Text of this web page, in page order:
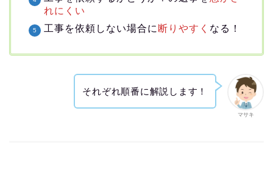
れにくい
工事を依頼しない場合に 断りやすく なる！
マサキ
それぞれ順番に解説します！